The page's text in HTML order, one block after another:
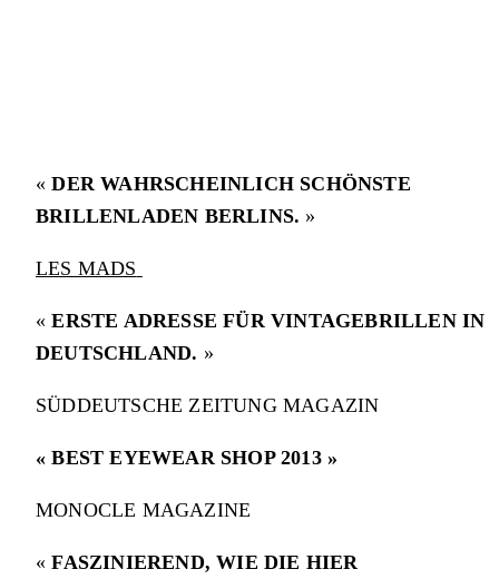
«DER WAHRSCHEINLICH SCHÖNSTE
BRILLENLADEN BERLINS. »
LES MADS
«ERSTE ADRESSE FÜR VINTAGEBRILLEN IN
DEUTSCHLAND. »
SÜDDEUTSCHE ZEITUNG MAGAZIN
« BEST EYEWEAR SHOP 2013 »
MONOCLE MAGAZINE
«FASZINIEREND, WIE DIE HIER